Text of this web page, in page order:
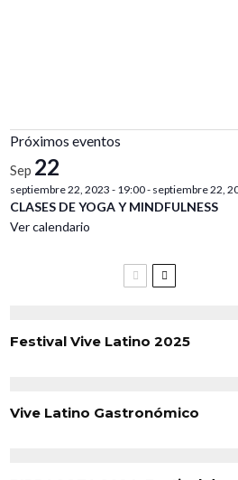
Próximos eventos
Sep 22
septiembre 22, 2023 - 19:00- septiembre 22,
CLASES DE YOGA Y MINDFULNESS
Ver calendario
Festival Vive Latino 2025
Vive Latino Gastronómico